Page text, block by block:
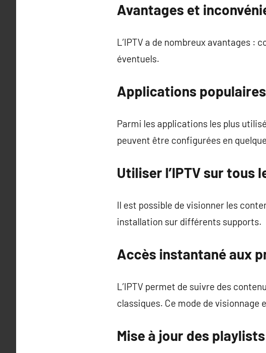
Avantages et
L’IPTV a de nombreux avantages :
éventuels.
Applications
Parmi les applications les plus
peuvent être configurées en
Utiliser l’IPTV sur tous
Il est possible de visionner les
installation sur différents supports.
Accès instantané aux
L’IPTV permet de suivre des
classiques. Ce mode de
Mise à jour des